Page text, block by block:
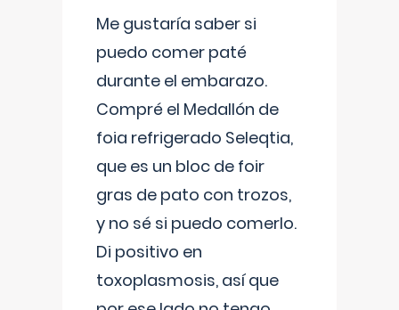
Me gustaría saber si
puedo comer paté
durante el embarazo.
Compré el Medallón de
foia refrigerado Seleqtia,
que es un bloc de foir
gras de pato con trozos,
y no sé si puedo comerlo.
Di positivo en
toxoplasmosis, así que